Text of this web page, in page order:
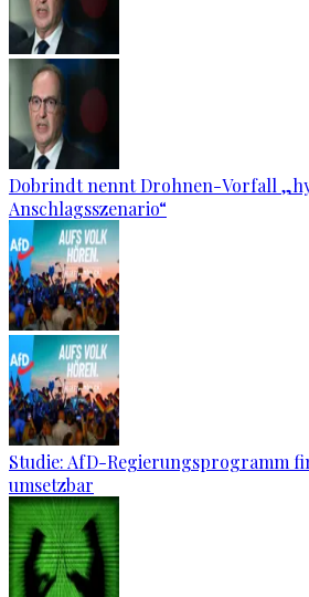
Dobrindt nennt Drohnen-Vorfall
Anschlagsszenario“
Studie: AfD-Regierungsprogramm
umsetzbar